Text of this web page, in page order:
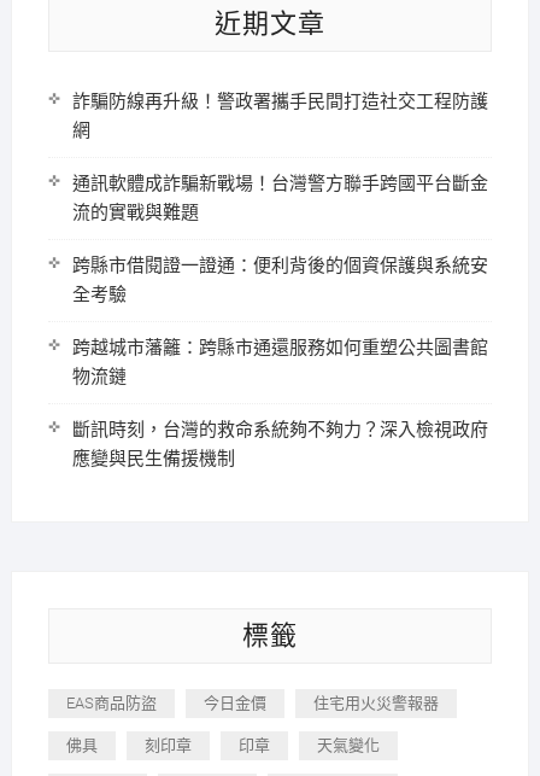
近期文章
詐騙防線再升級！警政署攜手民間打造社交工程防護
網
通訊軟體成詐騙新戰場！台灣警方聯手跨國平台斷金
流的實戰與難題
跨縣市借閱證一證通：便利背後的個資保護與系統安
全考驗
跨越城市藩籬：跨縣市通還服務如何重塑公共圖書館
物流鏈
斷訊時刻，台灣的救命系統夠不夠力？深入檢視政府
應變與民生備援機制
標籤
EAS商品防盜 今日金價 住宅用火災警報器
佛具 刻印章 印章 天氣變化